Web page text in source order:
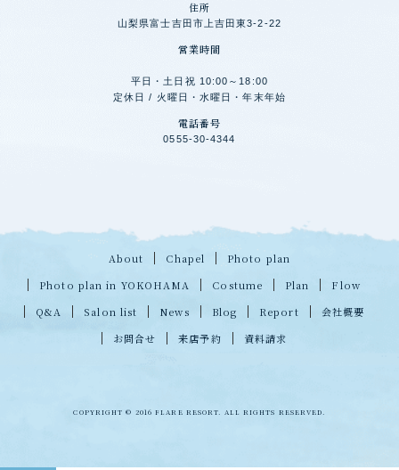
住所
山梨県富士吉田市上吉田東3-2-22
営業時間
平日・土日祝 10:00～18:00
定休日 / 火曜日・水曜日・年末年始
電話番号
0555-30-4344
About Chapel
Photo plan
Photo plan in YOKOHAMA
Costume Plan
Flow
Q&A
Salon list News Blog Report
会社概要
お問合せ
来店予約 資料請求
COPYRIGHT © 2016 FLARE RESORT. ALL RIGHTS RESERVED.